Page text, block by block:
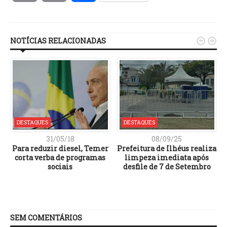
NOTÍCIAS RELACIONADAS
DESTAQUES
31/05/18
Para reduzir diesel, Temer
corta verba de programas
sociais
DESTAQUES
08/09/25
Prefeitura de Ilhéus realiza
limpeza imediata após
desfile de 7 de Setembro
 
SEM COMENTÁRIOS